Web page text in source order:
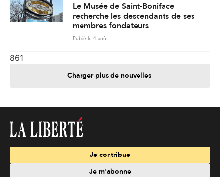
Le Musée de Saint-Boniface
recherche les descendants de ses
membres fondateurs
Publié le 4 août
861
Charger plus de nouvelles
Je contribue
Je m'abonne